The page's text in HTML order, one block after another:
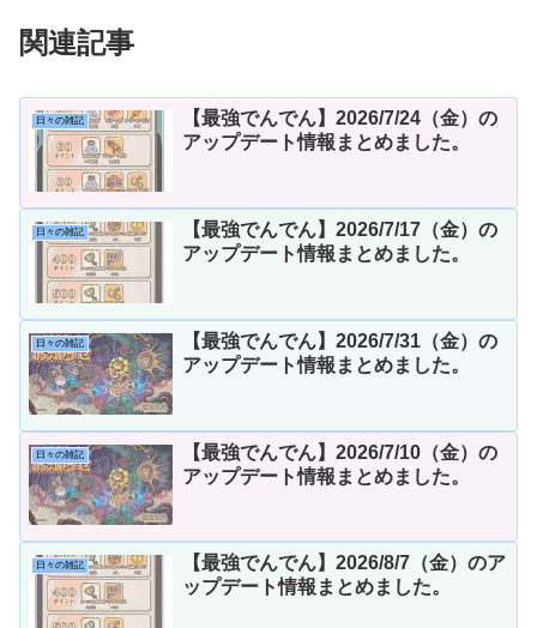
関連記事
日々の雑記
【最強でんでん】2026/7/24（金）の
アップデート情報まとめました。
日々の雑記
【最強でんでん】2026/7/17（金）の
アップデート情報まとめました。
日々の雑記
【最強でんでん】2026/7/31（金）の
アップデート情報まとめました。
日々の雑記
【最強でんでん】2026/7/10（金）の
アップデート情報まとめました。
日々の雑記
【最強でんでん】2026/8/7（金）のア
ップデート情報まとめました。